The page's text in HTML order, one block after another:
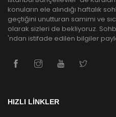
konuların ele alındığı haftalık
geçtiğini unutturan samimi ve
olarak sizleri de bekliyoruz.
'ndan istifade edilen bilgiler
HIZLI LİNKLER